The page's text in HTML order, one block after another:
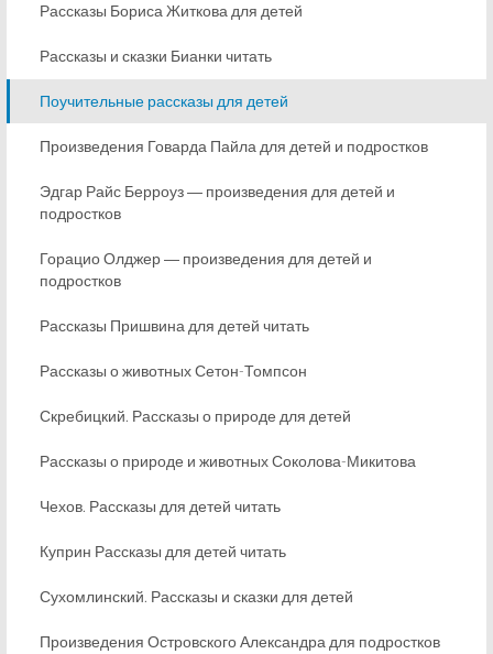
Рассказы Бориса Житкова для детей
Рассказы и сказки Бианки читать
Поучительные рассказы для детей
Произведения Говарда Пайла для детей и подростков
Эдгар Райс Берроуз ― произведения для детей и
подростков
Горацио Олджер ― произведения для детей и
подростков
Рассказы Пришвина для детей читать
Рассказы о животных Сетон-Томпсон
Скребицкий. Рассказы о природе для детей
Рассказы о природе и животных Соколова-Микитова
Чехов. Рассказы для детей читать
Куприн Рассказы для детей читать
Сухомлинский. Рассказы и сказки для детей
Произведения Островского Александра для подростков